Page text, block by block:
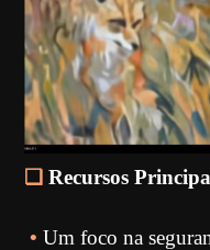
❏Recursos
•Um foco na